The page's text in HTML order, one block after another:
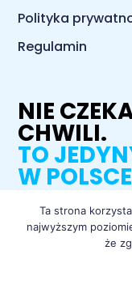
Polityka
Regulamin
NIE
CHWILI.
TO
W
łap bilety
Ta strona
najwyższym
że